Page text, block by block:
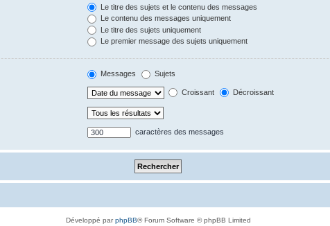
Le titre des sujets et le contenu des messages
Le contenu des messages uniquement
Le titre des sujets uniquement
Le premier message des sujets uniquement
Messages Sujets
Croissant Décroissant
caractères des messages
Développé parphpBB® Forum Software © phpBB Limited